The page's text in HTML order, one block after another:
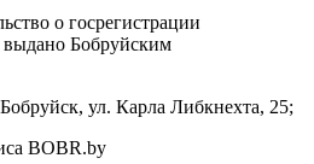
о госрегистрации
Бобруйским
ул. Карла Либкнехта, 25;
BOBR.by